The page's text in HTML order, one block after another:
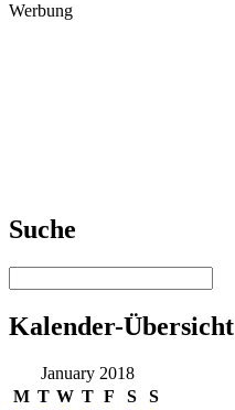
Werbung
Suche
Kalender-Übersicht
January 2018
M T W T F S
S